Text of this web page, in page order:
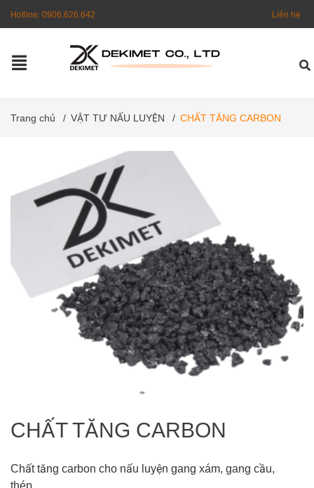
Hotline: 0906.626.642 Liên hệ
Trang chủ / VẬT TƯ NẤU LUYỆN / CHẤT TĂNG CARBON
CHẤT TĂNG CARBON
Chất tăng carbon cho nấu luyện gang xám, gang cầu,